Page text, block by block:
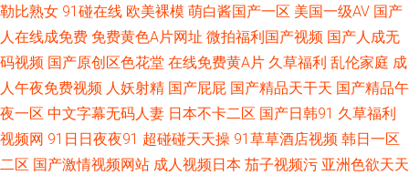
操B 午夜10000 国产精品在线系列 欧美日本精品成人 91社网址 91一桃色 91
色狼视频全集 91视频网站线上观看 91九色蝌蚪精选 91大神资源网 先锋资源
影音AV网站 亚洲综合成人乱区综合 婷婷超碰97在线 日本韩国在线不卡视频
色悠悠手机综合 青娱乐91啦啪 久久狠狠狠狠狠狠 福利姬网站AV 91污一区二
勒比熟女 91碰在线 欧美裸模 萌白酱国产一区 美国一级AV 国产
人在线成免费 免费黄色A片网址 微拍福利国产视频 国产人成无
码视频 国产原创区色花堂 在线免费黄A片 久草福利 乱伦家庭 成
人午夜免费视频 人妖射精 国产屁屁 国产精品天干天 国产精品午
夜一区 中文字幕无码人妻 日本不卡二区 国产日韩91 久草福利
视频网 91日日夜夜91 超碰碰天天操 91草草酒店视频 韩日一区
二区 国产激情视频网站 成人视频日本 茄子视频污 亚洲色欲天天